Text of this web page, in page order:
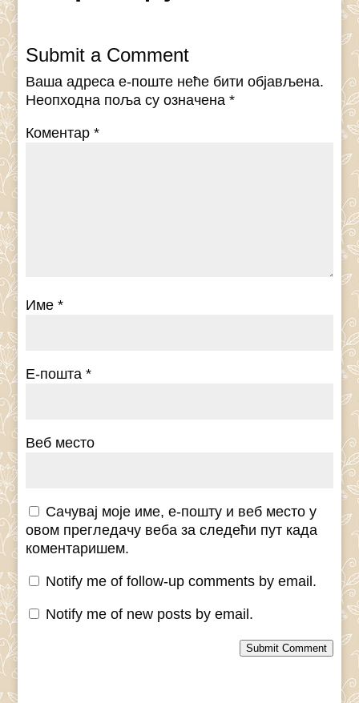
Submit a Comment
Ваша адреса е-поште неће бити објављена.
Неопходна поља су означена*
Коментар*
Име*
Е-пошта*
Веб место
Сачувај моје име, е-пошту и веб место у
овом прегледачу веба за следећи пут када
коментаришем.
Notify me of follow-up comments by email.
Notify me of new posts by email.
Submit Comment